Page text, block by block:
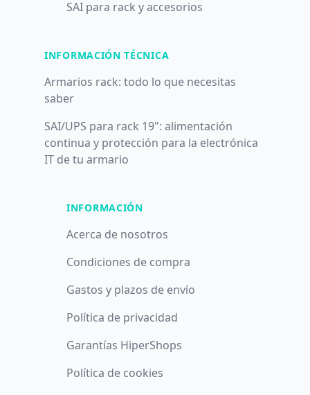
SAI para rack y accesorios
INFORMACIÓN TÉCNICA
Armarios rack: todo lo que necesitas
saber
SAI/UPS para rack 19": alimentación
continua y protección para la electrónica
IT de tu armario
INFORMACIÓN
Acerca de nosotros
Condiciones de compra
Gastos y plazos de envío
Política de privacidad
Garantías HiperShops
Política de cookies